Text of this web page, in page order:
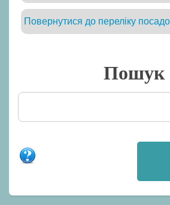
Повернутися до переліку
Пошук